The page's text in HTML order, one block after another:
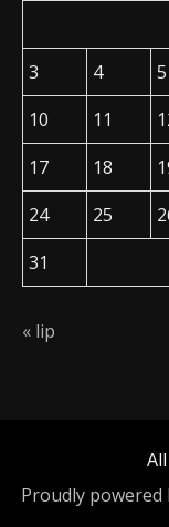
3
4 5
10
11
17
18
24
25
31
« lip
Proudly powered